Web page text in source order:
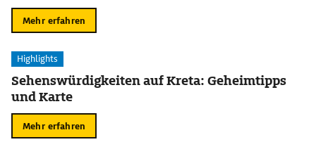
Mehr erfahren
Highlights
Sehenswürdigkeiten auf Kreta: Geheimtipps
und Karte
Mehr erfahren